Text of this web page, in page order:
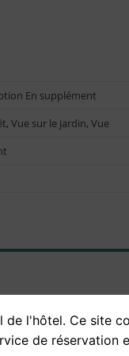
En supplément
Vue sur le jardin, Vue
De
de l'hôtel. Ce site
de réservation